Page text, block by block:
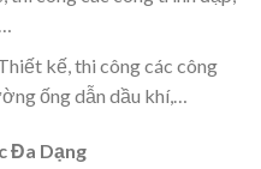
kế, thi công các công
ống dẫn dầu khí,…
Đa Dạng